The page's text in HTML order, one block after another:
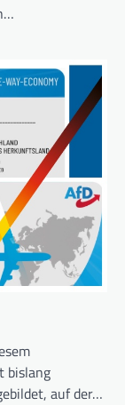
bislang
auf der…